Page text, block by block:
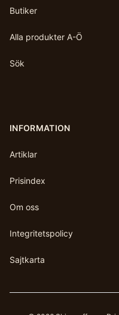
Butiker
Alla produkter A-Ö
Sök
INFORMATION
Artiklar
Prisindex
Om oss
Integritetspolicy
Sajtkarta